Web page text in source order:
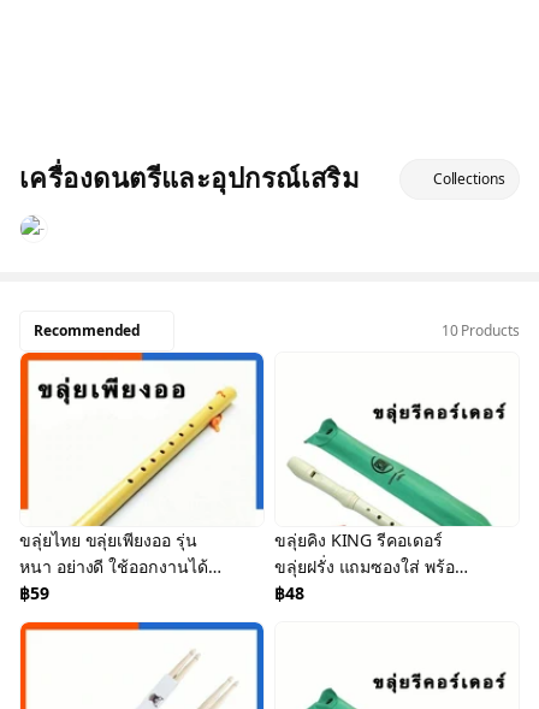
เครื่องดนตรีและอุปกรณ์เสริม Collections
Recommended 10 Products
ขลุ่ยไทย ขลุ่ยเพียงออ รุ่น
หนา อย่างดี ใช้ออกงานได้
ขนาดมาตฐาน 44.3 เซน
สำหรับฝึกเรียน US.Station
฿59
ขลุ่ยคิง KING รีคอเดอร์
ขลุ่ยฝรั่ง แถมซองใส่ พร้อม
ส่ง มีเก็บปลายทาง
฿48